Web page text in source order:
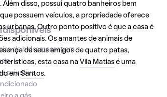
disso, possui quatro banheiros bem
possuem veículos, a propriedade oferece
urbanas. Outro ponto positivo é que a casa é
adicionais. Os amantes de animais de
de seus amigos de quatro patas,
esta casa na Vila Matiasé uma
emSantos.
de hidromassagem
privativa